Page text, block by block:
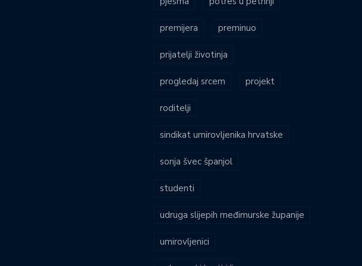
premijera preminuo
prijatelji životinja
progledaj srcem projekt
roditelji
sindikat umirovljenika hrvatske
sonja švec španjol
studenti
udruga slijepih međimurske županije
umirovljenici